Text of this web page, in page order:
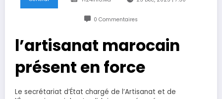
0 Commentaires
l’artisanat marocain
présent en force
Le secrétariat d’État chargé de l’Artisanat et de